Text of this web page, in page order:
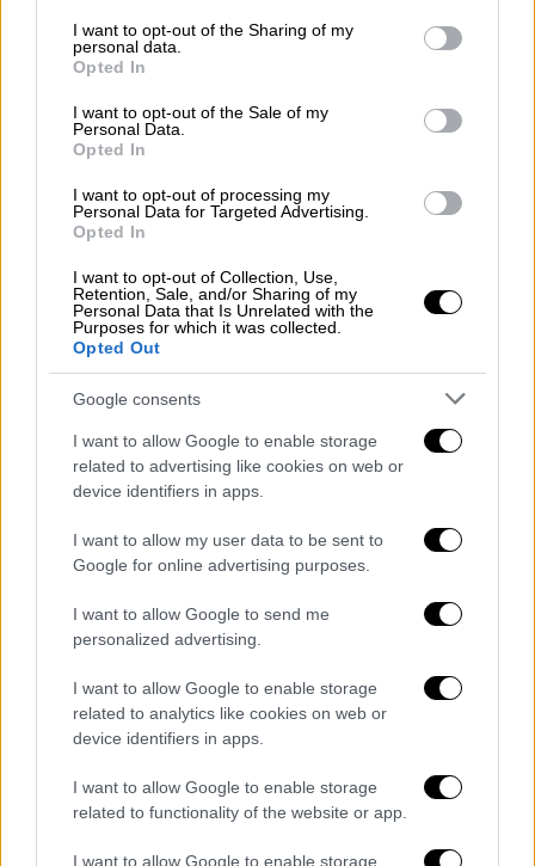
not limited to your visit or usage behaviour. You may click to
grant or deny consent to Google and its third-party tags to
use your data for below specified purposes in below Google
consent section.
I want to opt-out of the Sharing of my
personal data.
Opted In
I want to opt-out of the Sale of my
Personal Data.
Opted In
I want to opt-out of processing my
Personal Data for Targeted Advertising.
Opted In
I want to opt-out of Collection, Use,
Retention, Sale, and/or Sharing of my
Personal Data that Is Unrelated with the
Purposes for which it was collected.
Opted Out
Google consents
I want to allow Google to enable storage
related to advertising like cookies on web or
device identifiers in apps.
I want to allow my user data to be sent to
Google for online advertising purposes.
I want to allow Google to send me
personalized advertising.
I want to allow Google to enable storage
related to analytics like cookies on web or
device identifiers in apps.
I want to allow Google to enable storage
related to functionality of the website or app.
I want to allow Google to enable storage
2.731 κατοικιών στο 100% της
επικράτειας
Στεγαστικό πρόγραμμα Ενόπλων Δυνάμεων (INTIME) gallery
Αντίστοιχα, ο εκσυγχρονισμός 7.030
υφιστάμενων στρατιωτικών οικημάτων
χωρίζεται σε τρεις φάσεις:
Α’ Φάση: Ανακαίνιση – συντήρηση 2.520
κατοικιών έως το 2030 σε Θράκη, νησιά
Αιγαίου και 50% Κρήτη.
Β’ Φάση: Ανακαίνιση – συντήρηση 2.527
κατοικιών σε Μακεδονία, Αττική και
50% Κρήτη, από το 2031-2035.
Γ’ Φάση: Ανακαίνιση – συντήρηση 1.983
κατοικιών στην υπόλοιπη επικράτεια
για την περίοδο 2036-2040.